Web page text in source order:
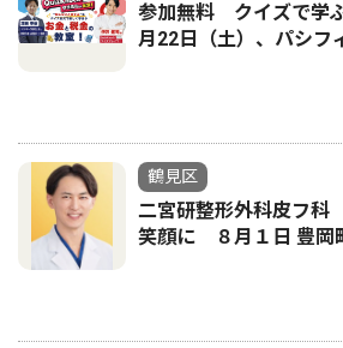
参加無料 クイズで学
月22日（土）、パシフ
鶴見区
二宮研整形外科皮フ科
笑顔に ８月１日 豊岡